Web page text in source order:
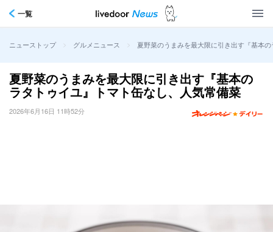
一覧
ニューストップ > グルメニュース > 夏野菜のうまみを最大限に引き出す『基本
夏野菜のうまみを最大限に引き出す『基本の
ラタトゥイユ』トマト缶なし、人気常備菜
2026年6月16日 11時52分